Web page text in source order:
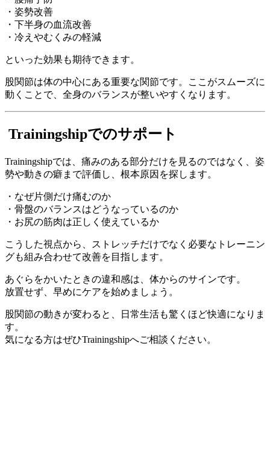
・姿勢改善
・下半身の血流改善
・冷えやむくみの軽減
といった効果も期待できます。
股関節は体の中心にある重要な関節です。ここがスムーズに
動くことで、全身のバランスが整いやすくなります。
Trainingshipでのサポート
Trainingshipでは、痛みのある部分だけを見るのではなく、姿
勢や動きの癖まで評価し、根本原因を探します。
・なぜ片側だけ痛むのか
・骨盤のバランスはどうなっているのか
・お尻の筋肉は正しく使えているか
こうした視点から、ストレッチだけでなく必要なトレーニン
グも組み合わせて改善を目指します。
あぐらをかいたときの違和感は、体からのサインです。
放置せず、早めにケアを始めましょう。
股関節の動きが変わると、日常生活も驚くほど快適になりま
す。
気になる方はぜひTrainingshipへご相談ください。